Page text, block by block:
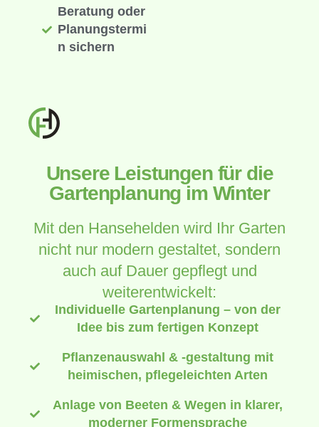
Beratung oder
Planungstermi
n sichern
Unsere Leistungen für die
Gartenplanung im Winter
Mit den Hansehelden wird Ihr Garten
nicht nur modern gestaltet, sondern
auch auf Dauer gepflegt und
weiterentwickelt:
Individuelle Gartenplanung – von der
Idee bis zum fertigen Konzept
Pflanzenauswahl & -gestaltung mit
heimischen, pflegeleichten Arten
Anlage von Beeten & Wegen in klarer,
moderner Formensprache